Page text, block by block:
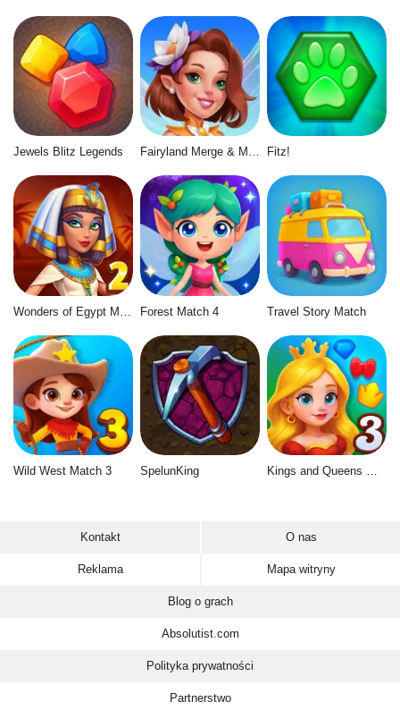
Jewels Blitz Legends Fairyland Merge & Magic Fitz!
Forest Match 4 Travel Story Match
Wild West Match 3 SpelunKing
Kontakt O nas
Reklama Mapa witryny
Blog o grach
Absolutist.com
Polityka prywatności
Partnerstwo